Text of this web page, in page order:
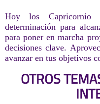
Hoy los Capricornio
determinación para
para poner en marcha
decisiones clave.
avanzar en tus objetivos
OTROS